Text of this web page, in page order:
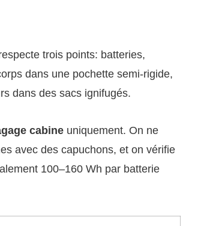
trois points: batteries,
dans une pochette semi-rigide,
dans des sacs ignifugés.
cabine uniquement. On ne
avec des capuchons, et on vérifie
100–160 Wh par batterie